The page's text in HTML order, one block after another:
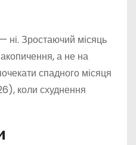
ні. Зростаючий місяць
а не на
спадного місяця
коли схуднення